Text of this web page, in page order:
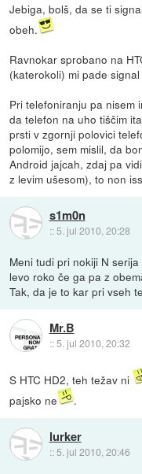
Jebiga, bolš, da se ti
obeh.
Ravnokar sprobano na
(katerokoli) mi pade
Pri telefoniranju pa nisem
da telefon na uho tiščim
prsti v zgornji polovici
polomijo, sem mislil, da
Android jajcah, zdaj pa
z levim ušesom), to non
s1m0n
:: 5. jul 2010, 20:28
Meni tudi pri nokiji N
levo roko če ga pa z
Tak, da je to kar pri vseh
Mr.B
::5. jul 2010, 20:32
S HTC HD2, teh težav ni
pajsko ne
.
lurker
:: 5. jul 2010, 20:46